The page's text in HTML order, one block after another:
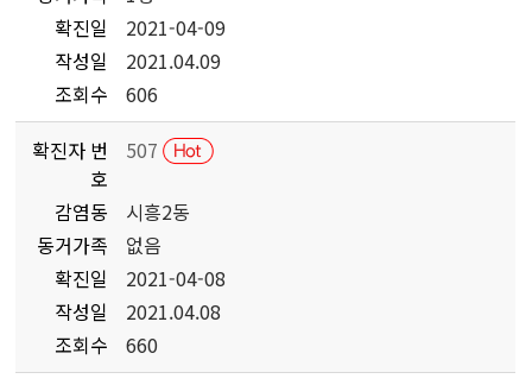
확진일
2021-04-09
작성일
2021.04.09
조회수
606
확진자 번
호
507
감염동
시흥2동
동거가족
없음
확진일
2021-04-08
작성일
2021.04.08
조회수
660